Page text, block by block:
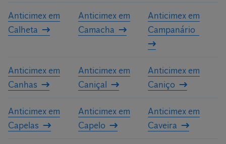
Anticimex em
Calheta
Anticimex em
Camacha
Anticimex em
Campanário
Anticimex em
Canhas
Anticimex em
Caniçal
Anticimex em
Caniço
Anticimex em
Capelas
Anticimex em
Capelo
Anticimex em
Caveira